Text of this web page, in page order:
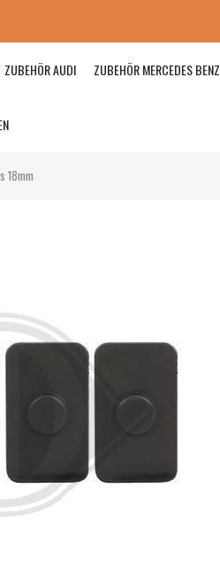
ZUBEHÖR AUDI ZUBEHÖR MERCEDES BENZ
18mm